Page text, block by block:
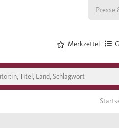
Presse
Merkzettel